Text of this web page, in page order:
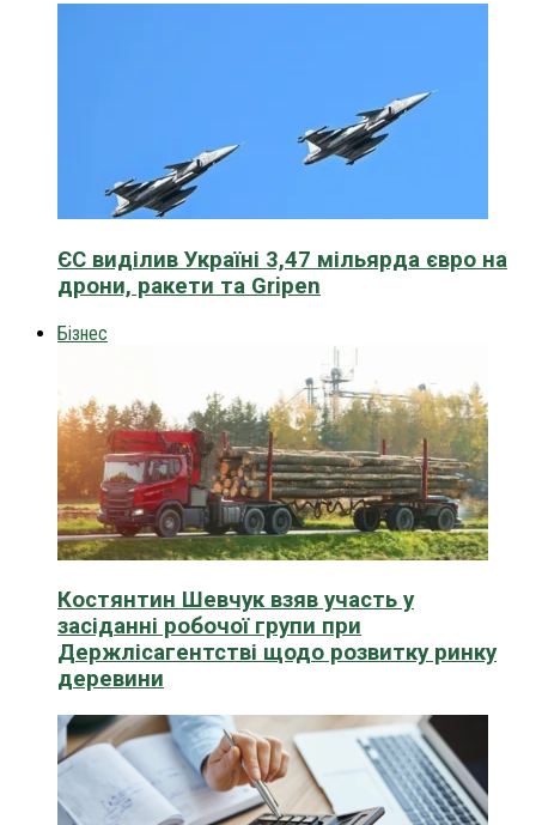
ЄС виділив Україні 3,47 мільярда євро на
дрони, ракети та Gripen
Бізнес
Костянтин Шевчук взяв участь у
засіданні робочої групи при
Держлісагентстві щодо розвитку ринку
деревини